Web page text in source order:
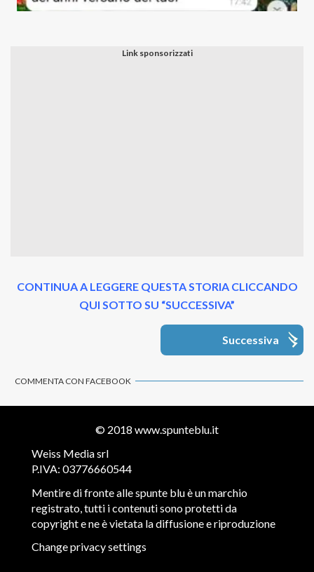
CONTINUA A LEGGERE QUESTA STORIA CLICCANDO
QUI SOTTO SU “SUCCESSIVA”
Successiva
COMMENTA CON FACEBOOK
© 2018 www.spunteblu.it
Weiss Media srl
P.IVA: 03776660544
Mentire di fronte alle spunte blu è un marchio
registrato, tutti i contenuti sono protetti da
copyright e ne è vietata la diffusione e riproduzione
Change privacy settings